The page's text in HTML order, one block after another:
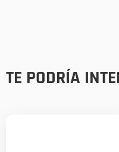
TE PODRÍA